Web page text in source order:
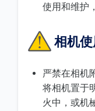
使用和维护
相机
严禁在相机
将相机置于
火中，或机